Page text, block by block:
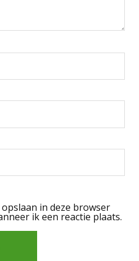
in deze browser
ik een reactie plaats.